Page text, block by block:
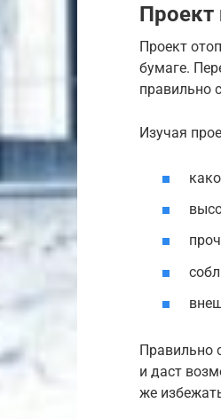
Проект
Проект
бумаге.
правильно
Изучая
Правильно
и даст
же